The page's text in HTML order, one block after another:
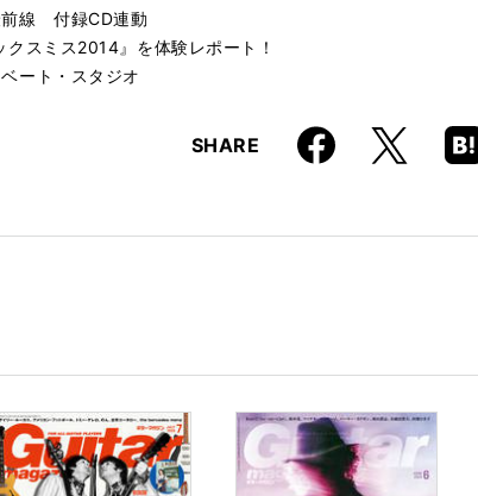
線 付録CD連動
スミス2014』を体験レポート！
ート・スタジオ
SHARE Faceboo
k
X
Hatena
Boo